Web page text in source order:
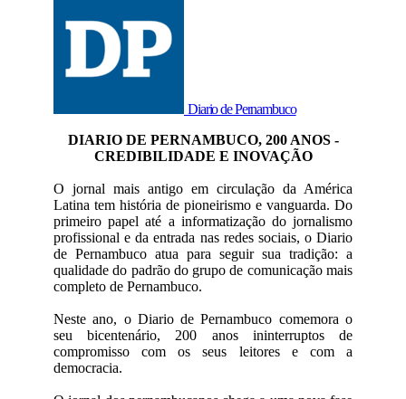
Diario de Pernambuco
DIARIO DE PERNAMBUCO, 200 ANOS -
CREDIBILIDADE E INOVAÇÃO
O jornal mais antigo em circulação da América
Latina tem história de pioneirismo e vanguarda. Do
primeiro papel até a informatização do jornalismo
profissional e da entrada nas redes sociais, o Diario
de Pernambuco atua para seguir sua tradição: a
qualidade do padrão do grupo de comunicação mais
completo de Pernambuco.
Neste ano, o Diario de Pernambuco comemora o
seu bicentenário, 200 anos ininterruptos de
compromisso com os seus leitores e com a
democracia.